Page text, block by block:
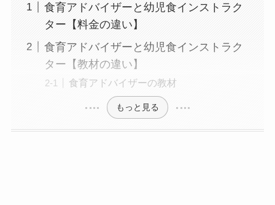
食育アドバイザーと幼児食インストラク
ター【料金の違い】
食育アドバイザーと幼児食インストラク
ター【教材の違い】
食育アドバイザーの教材
もっと見る